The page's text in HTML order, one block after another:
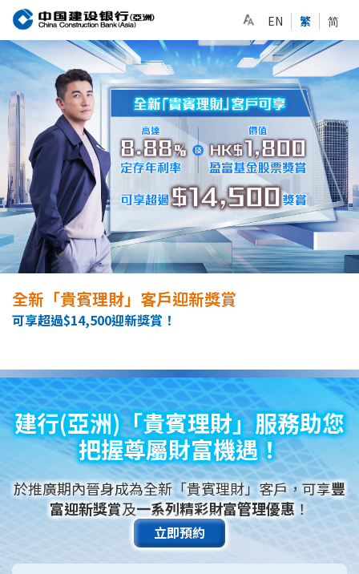
EN 繁 简
全新「貴賓理財」客戶迎新獎賞
可享超過$14,500迎新獎賞！
建行(亞洲)「貴賓理財」服務助您
把握尊屬財富機遇！
於推廣期內晉身成為全新「貴賓理財」客戶，可享豐
富迎新獎賞及一系列精彩財富管理優惠！
立即預約